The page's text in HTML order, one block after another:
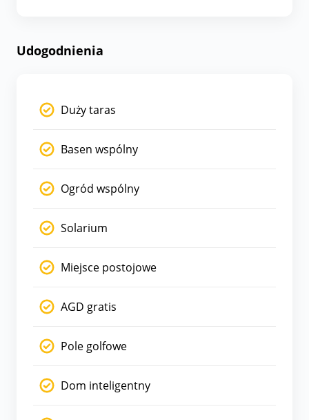
Udogodnienia
Duży taras
Basen wspólny
Ogród wspólny
Solarium
Miejsce postojowe
AGD gratis
Pole golfowe
Dom inteligentny